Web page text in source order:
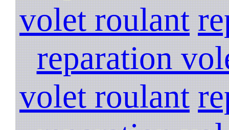
volet roulant
reparation
volet roulant